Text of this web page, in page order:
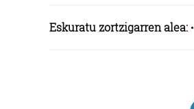
Eskuratu zortzigarren alea: •